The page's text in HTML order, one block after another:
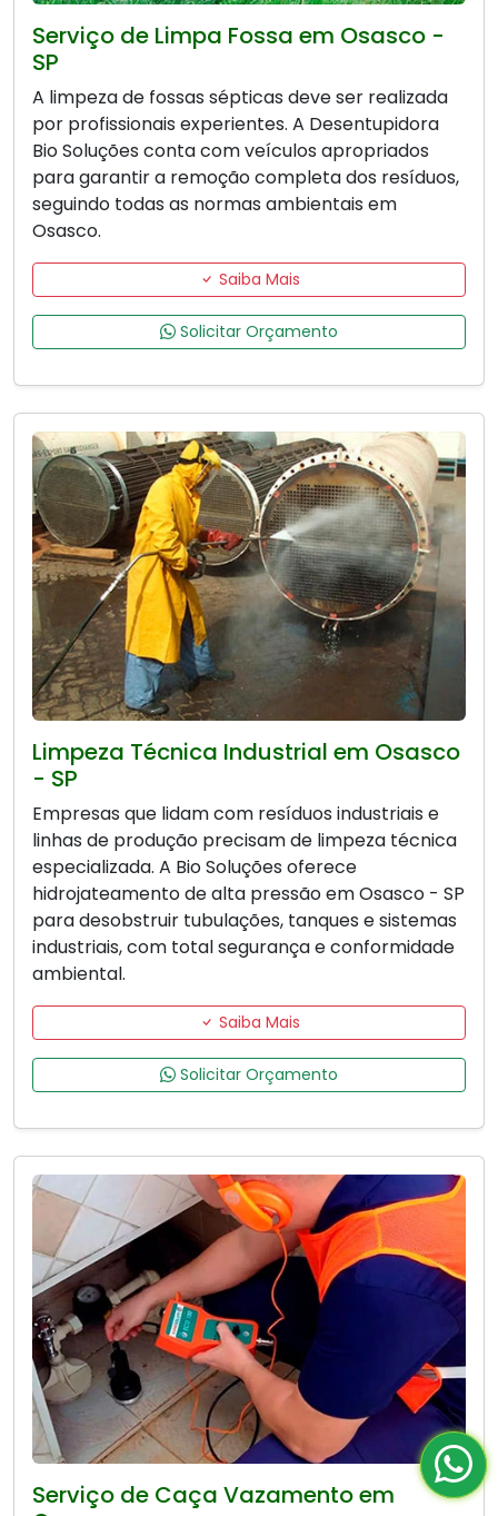
Serviço de Limpa Fossa em Osasco -
SP
A limpeza de fossas sépticas deve ser realizada
por profissionais experientes. A Desentupidora
Bio Soluções conta com veículos apropriados
para garantir a remoção completa dos resíduos,
seguindo todas as normas ambientais em
Osasco.
Saiba Mais
Solicitar Orçamento
Limpeza Técnica Industrial em Osasco
- SP
Empresas que lidam com resíduos industriais e
linhas de produção precisam de limpeza técnica
especializada. A Bio Soluções oferece
hidrojateamento de alta pressão em Osasco - SP
para desobstruir tubulações, tanques e sistemas
industriais, com total segurança e conformidade
ambiental.
Saiba Mais
Solicitar Orçamento
Serviço de Caça Vazamento em